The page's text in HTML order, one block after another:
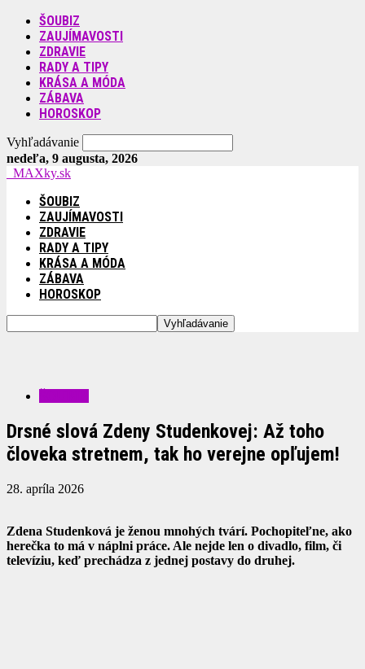
ŠOUBIZ
ZAUJÍMAVOSTI
ZDRAVIE
RADY A TIPY
KRÁSA A MÓDA
ZÁBAVA
HOROSKOP
Vyhľadávanie
nedeľa, 9 augusta, 2026
MAXky.sk
ŠOUBIZ
ZAUJÍMAVOSTI
ZDRAVIE
RADY A TIPY
KRÁSA A MÓDA
ZÁBAVA
HOROSKOP
Drsné slová Zdeny Studenkovej: Až toho
človeka stretnem, tak ho verejne opľujem!
28. apríla 2026
Zdena Studenková je ženou mnohých tvárí. Pochopiteľne, ako
herečka to má v náplni práce. Ale nejde len o divadlo, film, či
televíziu, keď prechádza z jednej postavy do druhej.